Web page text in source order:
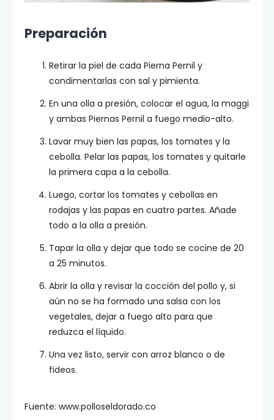
Preparación
Retirar la piel de cada Pierna Pernil y
condimentarlas con sal y pimienta.
En una olla a presión, colocar el agua, la maggi
y ambas Piernas Pernil a fuego medio-alto.
Lavar muy bien las papas, los tomates y la
cebolla. Pelar las papas, los tomates y quitarle
la primera capa a la cebolla.
Luego, cortar los tomates y cebollas en
rodajas y las papas en cuatro partes. Añade
todo a la olla a presión.
Tapar la olla y dejar que todo se cocine de 20
a 25 minutos.
Abrir la olla y revisar la cocción del pollo y, si
aún no se ha formado una salsa con los
vegetales, dejar a fuego alto para que
reduzca el líquido.
Una vez listo, servir con arroz blanco o de
fideos.
Fuente: www.polloseldorado.co